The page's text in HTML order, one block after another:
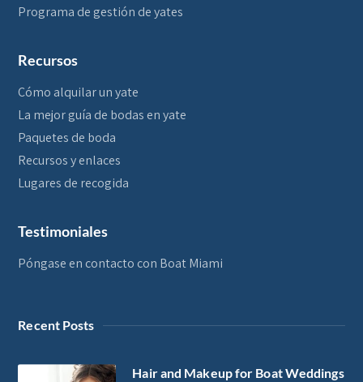
Programa de gestión de yates
Recursos
Cómo alquilar un yate
La mejor guía de bodas en yate
Paquetes de boda
Recursos y enlaces
Lugares de recogida
Testimoniales
Póngase en contacto con Boat Miami
Recent Posts
Hair and Makeup for Boat Weddings